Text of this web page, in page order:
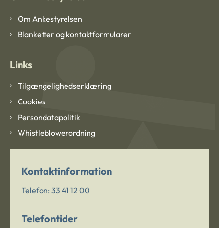
Om Ankestyrelsen
Blanketter og kontaktformularer
Links
Tilgængelighedserklæring
Cookies
Persondatapolitik
Whistleblowerordning
Kontaktinformation
Telefon: 33 41 12 00
Telefontider